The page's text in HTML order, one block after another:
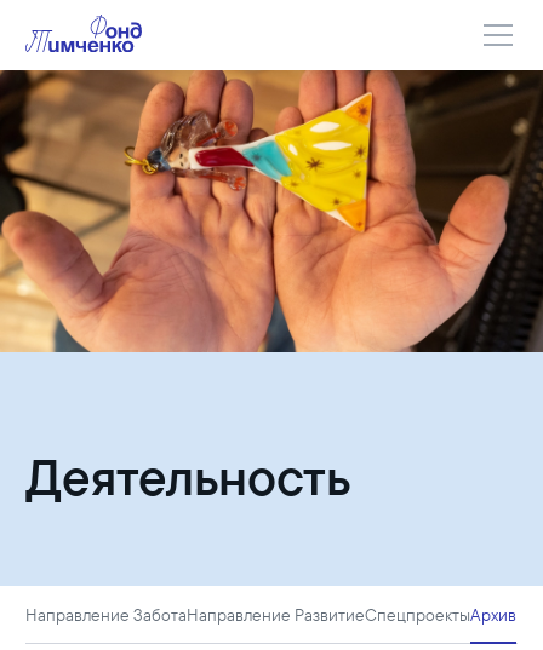
Деятельность
Направление ЗаботаНаправление РазвитиеСпецпроектыАрхив